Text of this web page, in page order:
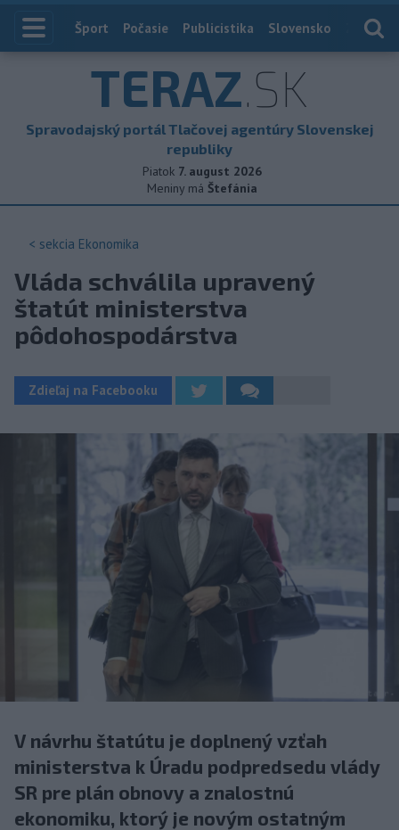
Index
Šport Počasie Publicistika Slovensko
TERAZ.SK
Spravodajský portál Tlačovej agentúry Slovenskej
republiky
Piatok 7. august 2026
Meniny má Štefánia
< sekcia Ekonomika
Vláda schválila upravený
štatút ministerstva
pôdohospodárstva
Zdieľaj na Facebooku
V návrhu štatútu je doplnený vzťah
ministerstva k Úradu podpredsedu vlády
SR pre plán obnovy a znalostnú
ekonomiku, ktorý je novým ostatným